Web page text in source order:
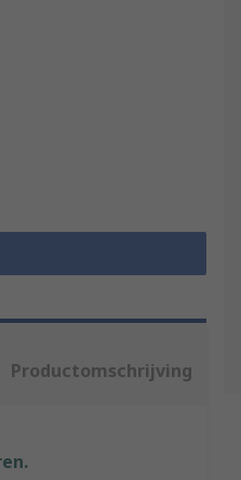
Productomschrijving